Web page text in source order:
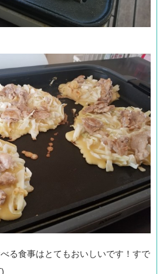
る食事はとてもおいしいです！すで